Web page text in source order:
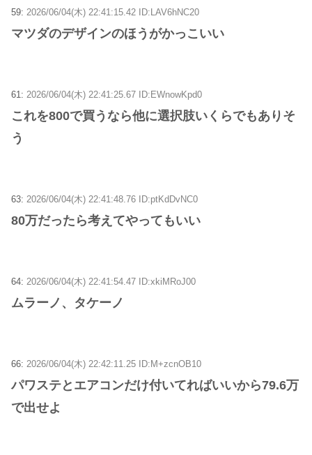
59: 2026/06/04(木) 22:41:15.42 ID:LAV6hNC20
マツダのデザインのほうがかっこいい
61: 2026/06/04(木) 22:41:25.67 ID:EWnowKpd0
これを800で買うなら他に選択肢いくらでもありそ
う
63: 2026/06/04(木) 22:41:48.76 ID:ptKdDvNC0
80万だったら考えてやってもいい
64: 2026/06/04(木) 22:41:54.47 ID:xkiMRoJ00
ムラーノ、タケーノ
66: 2026/06/04(木) 22:42:11.25 ID:M+zcnOB10
パワステとエアコンだけ付いてればいいから79.6万
で出せよ